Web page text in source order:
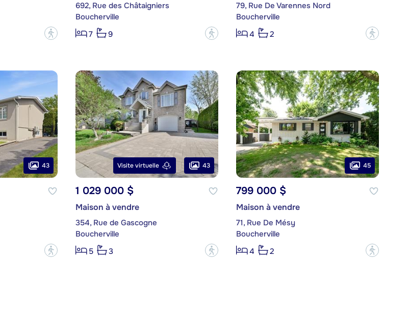
?
692, Rue des Châtaigniers
Boucherville
7
9 ?
79, Rue De Varennes Nord
Boucherville
4
2 ?
43
?
Visite virtuelle 43
1 029 000 $
Maison à vendre
354, Rue de Gascogne
Boucherville
5
3 ?
45
799 000 $
Maison à vendre
71, Rue De Mésy
Boucherville
4
2 ?